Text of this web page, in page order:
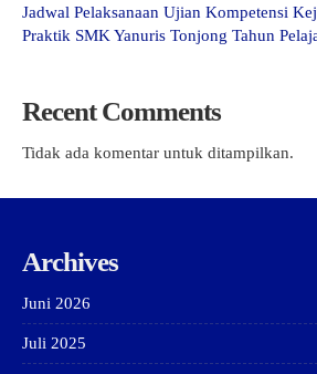
Jadwal Pelaksanaan Ujian Kompetensi
Praktik SMK Yanuris Tonjong Tahun
Recent Comments
Tidak ada komentar untuk ditampilkan.
Archives
Juni 2026
Juli 2025